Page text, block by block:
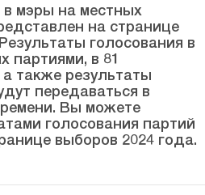
мэры на местных
на странице
голосования в
партиями, в 81
также результаты
передаваться в
Вы можете
голосования партий
выборов 2024 года.